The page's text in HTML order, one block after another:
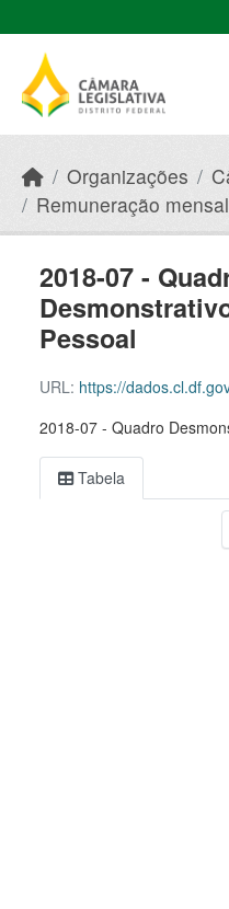
Organizações
Remuneração
2018-07 -
Pessoal
URL: https://dados.cl.df.gov.br/dataset/f046427e-51b2-49e8-afe5-945e82b55ce9/
2018-07 - Quadro
Tabela